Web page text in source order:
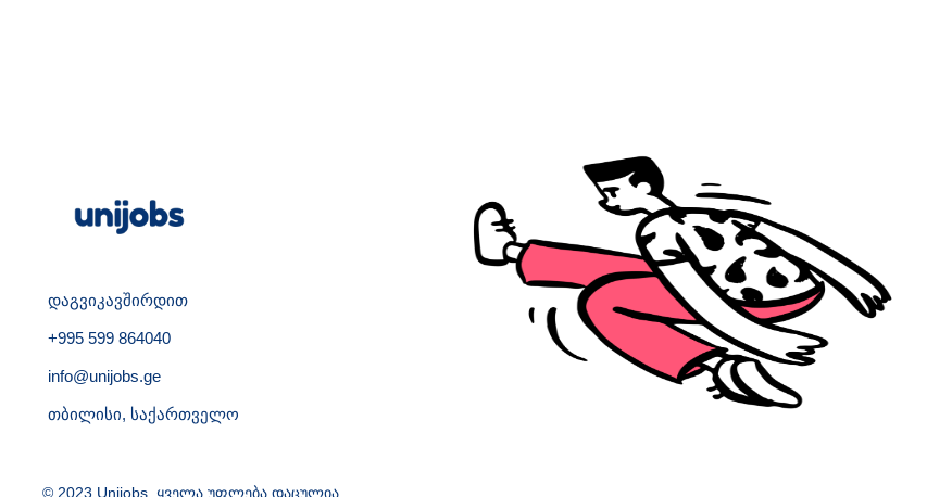
დაგვიკავშირდით
+995 599 864040
info@unijobs.ge
თბილისი, საქართველო
© 2023 Unijobs. ყველა უფლება დაცულია.